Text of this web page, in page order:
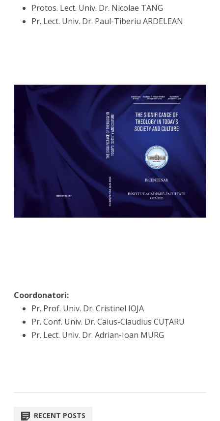
Protos. Lect. Univ. Dr. Nicolae TANG
Pr. Lect. Univ. Dr. Paul-Tiberiu ARDELEAN
Coordonatori:
Pr. Prof. Univ. Dr. Cristinel IOJA
Pr. Conf. Univ. Dr. Caius-Claudius CUȚARU
Pr. Lect. Univ. Dr. Adrian-Ioan MURG
RECENT POSTS